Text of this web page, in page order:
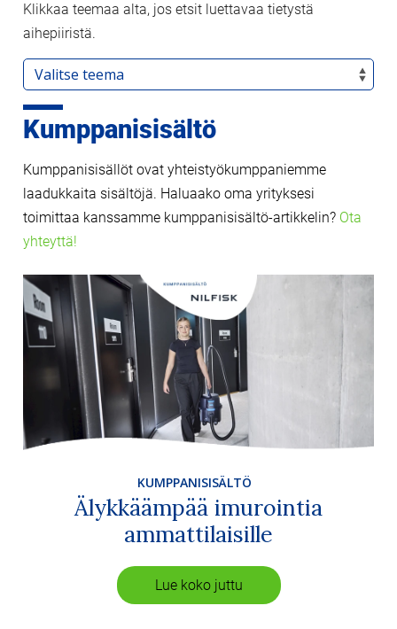
Klikkaa teemaa alta, jos etsit luettavaa tietystä
aihepiiristä.
Kumppanisisältö
Kumppanisisällöt ovat yhteistyökumppaniemme
laadukkaita sisältöjä. Haluaako oma yrityksesi
toimittaa kanssamme kumppanisisältö-artikkelin? Ota
yhteyttä!
KUMPPANISISÄLTÖ
Älykkäämpää imurointia
ammattilaisille
Lue koko juttu